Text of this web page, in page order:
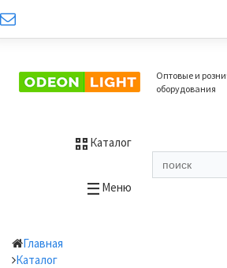
Оптовые и
оборудования
Каталог
Меню
Главная
Каталог